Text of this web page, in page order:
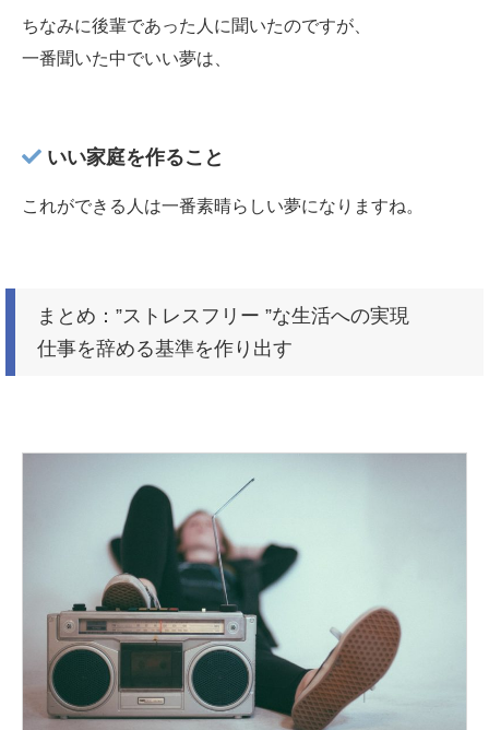
ちなみに後輩であった人に聞いたのですが、
一番聞いた中でいい夢は、
いい家庭を作ること
これができる人は一番素晴らしい夢になりますね。
まとめ：”ストレスフリー ”な生活への実現
仕事を辞める基準を作り出す